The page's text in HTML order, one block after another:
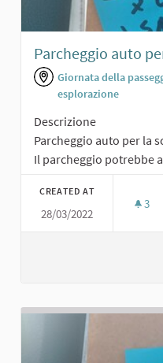
Parcheggio auto
Giornata della
esplorazione
Descrizione
Parcheggio auto per la
Il parcheggio potrebbe
CREATED AT
28/03/2022
3